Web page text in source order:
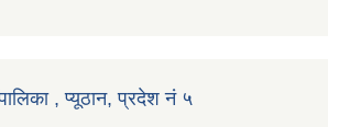
, प्यूठान, प्रदेश नं ५